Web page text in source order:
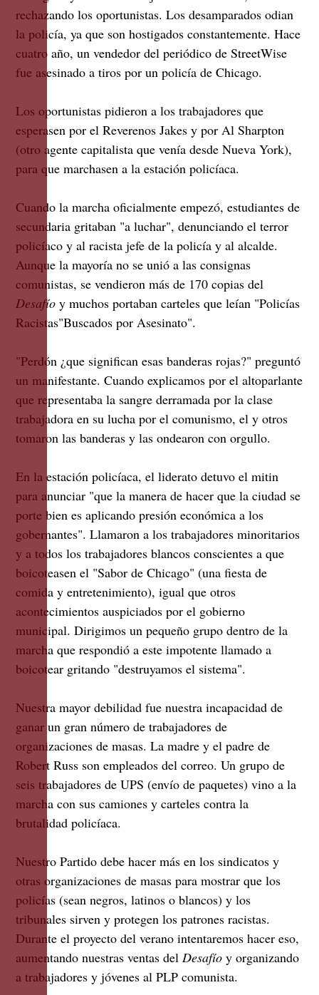
rechazando los oportunistas. Los desamparados odian
la policía, ya que son hostigados constantemente. Hace
cuatro año, un vendedor del periódico de StreetWise
fue asesinado a tiros por un policía de Chicago.
Los oportunistas pidieron a los trabajadores que
esperasen por el Reverenos Jakes y por Al Sharpton
(otro agente capitalista que venía desde Nueva York),
para que marchasen a la estación policíaca.
Cuando la marcha oficialmente empezó, estudiantes de
secundaria gritaban "a luchar", denunciando el terror
policíaco y al racista jefe de la policía y al alcalde.
Aunque la mayoría no se unió a las consignas
comunistas, se vendieron más de 170 copias del
Desafío y muchos portaban carteles que leían "Policías
Racistas"Buscados por Asesinato".
"Perdón ¿que significan esas banderas rojas?" preguntó
un manifestante. Cuando explicamos por el altoparlante
que representaba la sangre derramada por la clase
trabajadora en su lucha por el comunismo, el y otros
tomaron las banderas y las ondearon con orgullo.
En la estación policíaca, el liderato detuvo el mitin
para anunciar "que la manera de hacer que la ciudad se
porte bien es aplicando presión económica a los
gobernantes". Llamaron a los trabajadores minoritarios
y a todos los trabajadores blancos conscientes a que
boicoteasen el "Sabor de Chicago" (una fiesta de
comida y entretenimiento), igual que otros
acontecimientos auspiciados por el gobierno
municipal. Dirigimos un pequeño grupo dentro de la
marcha que respondió a este impotente llamado a
boicotear gritando "destruyamos el sistema".
Nuestra mayor debilidad fue nuestra incapacidad de
ganar un gran número de trabajadores de
organizaciones de masas. La madre y el padre de
Robert Russ son empleados del correo. Un grupo de
seis trabajadores de UPS (envío de paquetes) vino a la
marcha con sus camiones y carteles contra la
brutalidad policíaca.
Nuestro Partido debe hacer más en los sindicatos y
otras organizaciones de masas para mostrar que los
policías (sean negros, latinos o blancos) y los
tribunales sirven y protegen los patrones racistas.
Durante el proyecto del verano intentaremos hacer eso,
aumentando nuestras ventas del Desafío y organizando
a trabajadores y jóvenes al PLP comunista.